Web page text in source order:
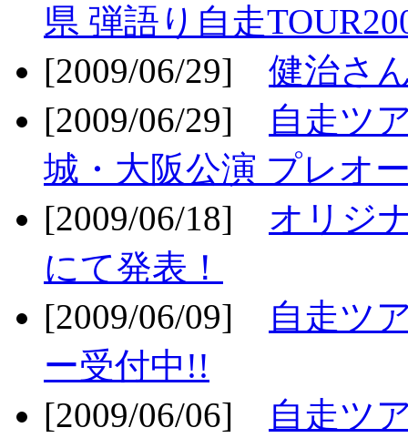
県 弾語り自走
[2009/06/29] 健治さ
[2009/06/29]
自走ツ
城・大阪公演 プレオ
[2009/06/18] オリジ
にて発表！
[2009/06/09]
自走ツ
ー受付中!!
[2009/06/06]
自走ツ